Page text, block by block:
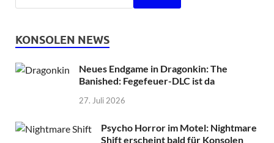
KONSOLEN NEWS
Neues Endgame in Dragonkin: The
Banished: Fegefeuer-DLC ist da
27. Juli 2026
Psycho Horror im Motel: Nightmare
Shift erscheint bald für Konsolen